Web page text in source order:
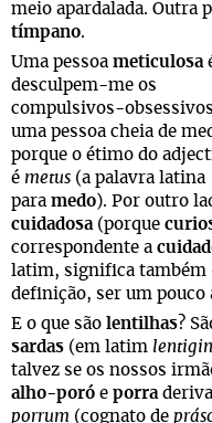
meio apardalada. Outra
tímpano.
Uma pessoa meticulosa
desculpem-me os
compulsivos-
uma pessoa cheia de
porque o étimo do
é metus (a palavra latina
para medo). Por outro
cuidadosa(porque
correspondente a
latim, significa também
definição, ser um pouco
E o que são lentilhas?
sardas (em latim
talvez se os nossos
alho-poró e porra
porrum (cognato de